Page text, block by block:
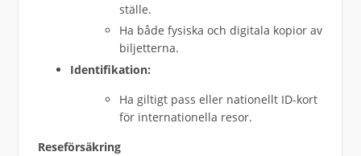
ställe.
Ha både fysiska och digitala kopior av
biljetterna.
Identifikation:
Ha giltigt pass eller nationellt ID-kort
för internationella resor.
Reseförsäkring